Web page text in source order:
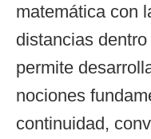
matemática con
distancias
permite
nociones
continuidad,